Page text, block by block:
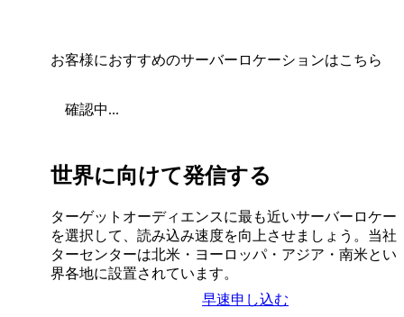
お客様におすすめのサーバーロケーションはこちら
確認中...
世界に向けて発信する
ターゲットオーディエンスに最も近いサーバーロケー
を選択して、読み込み速度を向上させましょう。当社
ターセンターは北米・ヨーロッパ・アジア・南米とい
界各地に設置されています。
早速申し込む